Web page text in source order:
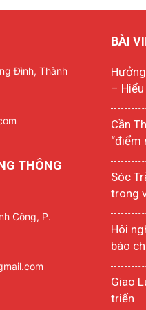
Đình, Thành
THÔNG
Công, P.
BÀI
– Hiểu
Cần
“điểm
Sóc
trong
Hôi
báo
Giao
triển